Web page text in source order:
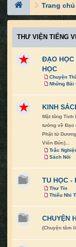
Trang chủ
THƯ VIỆN TIẾNG
ĐẠO HỌC
HỌC
Chuyện
Những Bài
KINH
Mật tông Tinh
tưởng về Đạo
Phật tử
Viên Đức)...
Trắc
Sách Nói
TU HỌC -
Thư Tín
Thiếu Nhi
CHUYỆN
(Chuyện tâm